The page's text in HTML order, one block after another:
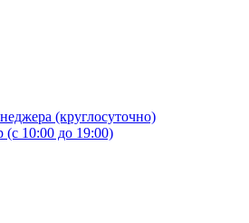
(круглосуточно)
(с 10:00 до 19:00)